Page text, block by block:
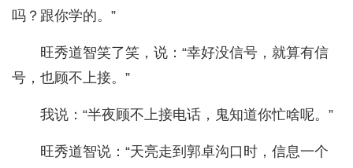
吗？跟你学的。”
旺秀道智笑了笑，说：“幸好没信号，就算有信
号，也顾不上接。”
我说：“半夜顾不上接电话，鬼知道你忙啥呢。”
旺秀道智说：“天亮走到郭卓沟口时，信息一个